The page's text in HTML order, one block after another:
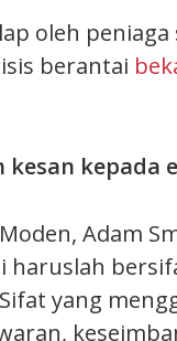
oleh
berantai
kepada
Adam
yang